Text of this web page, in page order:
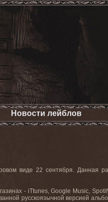
Новости лейблов
виде 22 сентября. Данная
- iTtunes, Google Music,
русскоязычной версией